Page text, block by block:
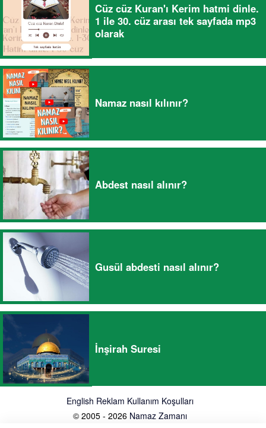
Cüz cüz Kuran'ı Kerim hatmi dinle.
1 ile 30. cüz arası tek sayfada mp3
olarak
Namaz nasıl kılınır?
Abdest nasıl alınır?
Gusül abdesti nasıl alınır?
İnşirah Suresi
English Reklam Kullanım Koşulları
© 2005 - 2026 Namaz Zamanı